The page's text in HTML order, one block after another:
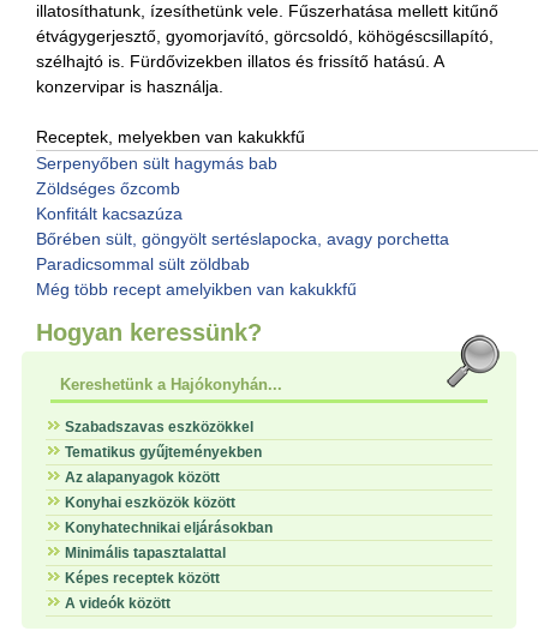
illatosíthatunk, ízesíthetünk vele. Fűszerhatása mellett kitűnő
étvágygerjesztő, gyomorjavító, görcsoldó, köhögéscsillapító,
szélhajtó is. Fürdővizekben illatos és frissítő hatású. A
konzervipar is használja.
Receptek, melyekben van kakukkfű
Serpenyőben sült hagymás bab
Zöldséges őzcomb
Konfitált kacsazúza
Bőrében sült, göngyölt sertéslapocka, avagy porchetta
Paradicsommal sült zöldbab
Még több recept amelyikben van kakukkfű
Hogyan keressünk?
Kereshetünk a Hajókonyhán...
Szabadszavas eszközökkel
Tematikus gyűjteményekben
Az alapanyagok között
Konyhai eszközök között
Konyhatechnikai eljárásokban
Minimális tapasztalattal
Képes receptek között
A videók között